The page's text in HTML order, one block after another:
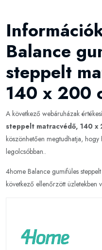
Balance
steppelt
140 x 200
A következő webáruházak
steppelt matracvédő, 140 x
köszönhetően megtudhatja,
legolcsóbban..
4home Balance gumifüles
következő ellenőrzött üzletekben